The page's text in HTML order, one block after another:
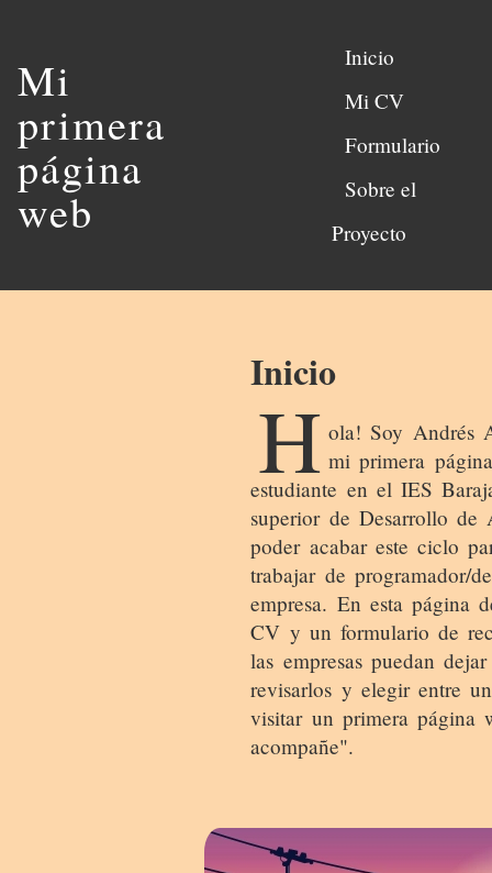
Mi
primera
página
web
Inicio
Mi CV
Formulario
Sobre el
Proyecto
Inicio
H ola! Soy Andrés
mi primera
estudiante en el IES
superior de Desarrollo de
poder acabar este ciclo
trabajar de programador/
empresa. En esta página
CV y un formulario de
las empresas puedan
revisarlos y elegir entre
visitar un primera página
acompañe".